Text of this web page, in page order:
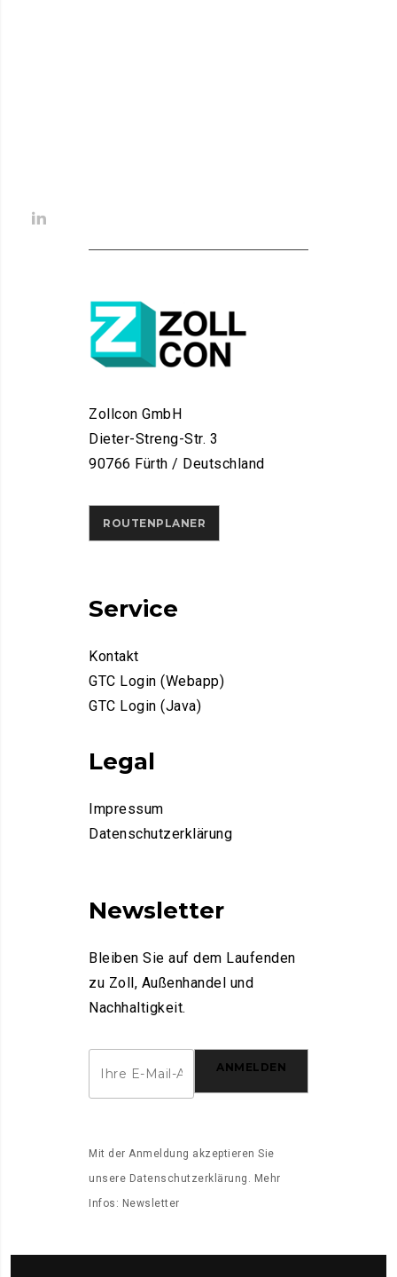
Zollcon GmbH
Dieter-Streng-Str. 3
90766 Fürth / Deutschland
ROUTENPLANER
Service
Kontakt
GTC Login (Webapp)
GTC Login (Java)
Legal
Impressum
Datenschutzerklärung
Newsletter
Bleiben Sie auf dem Laufenden
zu Zoll, Außenhandel und
Nachhaltigkeit.
ANMELDEN
Mit der Anmeldung akzeptieren Sie
unsere Datenschutzerklärung . Mehr
Infos: Newsletter